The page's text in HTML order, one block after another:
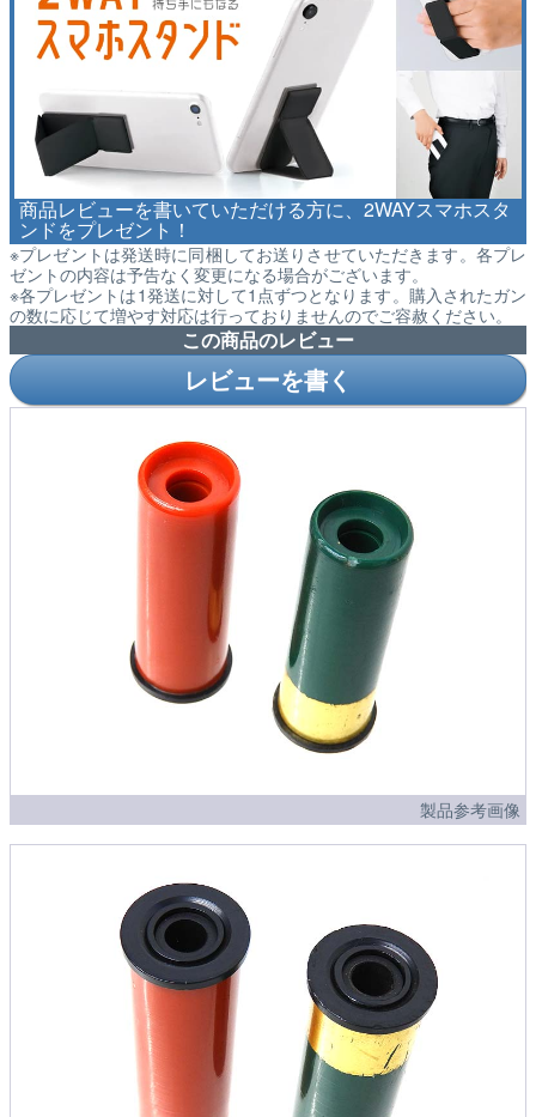
商品レビューを書いていただける方に、2WAYスマホスタ
ンドをプレゼント！
※プレゼントは発送時に同梱してお送りさせていただきます。各プレ
ゼントの内容は予告なく変更になる場合がございます。
※各プレゼントは1発送に対して1点ずつとなります。購入されたガン
の数に応じて増やす対応は行っておりませんのでご容赦ください。
この商品のレビュー
レビューを書く
製品参考画像